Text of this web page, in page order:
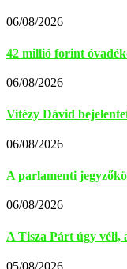
06/08/2026
42 millió forint
06/08/2026
Vitézy Dávid
06/08/2026
A parlamenti
06/08/2026
A Tisza Párt úgy véli,
05/08/2026